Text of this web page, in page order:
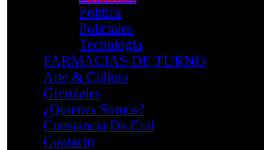
Politica
Policiales
Tecnologia
FARMACIAS DE TURNO
Arte & Cultura
Gremiales
¿Quienes Somos?
Constancia De Cuil
Contacto